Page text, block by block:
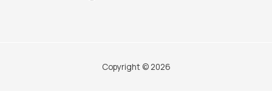
Copyright © 2026